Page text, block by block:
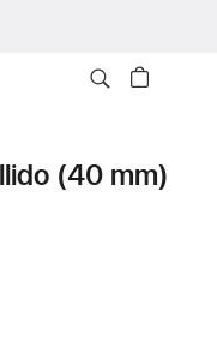
(40 mm)